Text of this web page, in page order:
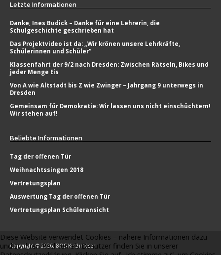
Letzte Informationen
Danke, Ines Budick – Danke für eine Lehrerin, die
Schulgeschichte geschrieben hat
Das Projektvideo ist da: „Wir krönen unsere Lehrkräfte,
Schülerinnen und Schüler“
Klassenfahrt der 9/2 nach Dresden: Zwischen Rätseln, Bikes und
jeder Menge Eis
Von A wie Altstadt bis Z wie Zwinger – Jahrgang 9 unterwegs in
Dresden
Gemeinsam für Demokratie: Wir lassen uns nicht einschüchtern!
Wir stehen auf!
Beliebte Informationen
Tag der offenen Tür
Weihnachtssingen 2018
Vertretungsplan
Auswertung Tag der offenen Tür
Vertretungsplan Schüleransicht
Copyright © 2026. BOS Kirchmöser.
Diese Website verwendet Cookies – nähere Informationen dazu
und zu Ihren Rechten als Benutzer finden Sie in unserer